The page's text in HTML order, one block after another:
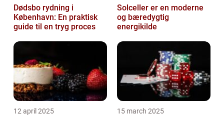
Dødsbo rydning i
København: En praktisk
guide til en tryg proces
Solceller er en moderne
og bæredygtig
energikilde
12 april 2025 15 march 2025